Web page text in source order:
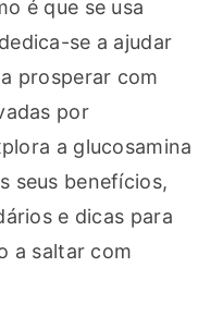
é que se usa
se a ajudar
prosperar com
por
a glucosamina
seus benefícios,
e dicas para
a saltar com